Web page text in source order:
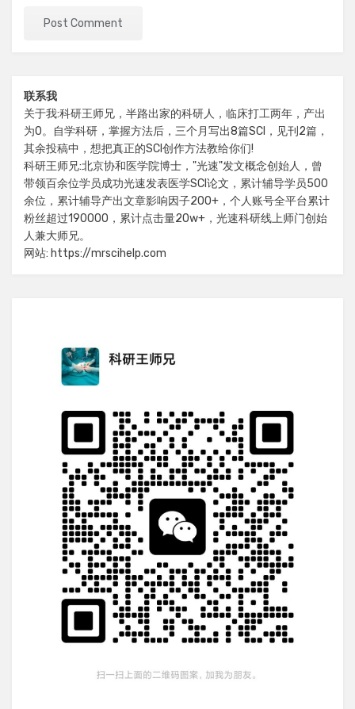
联系我
关于我:科研王师兄，半路出家的科研人，临床打工两年，产出
为0。自学科研，掌握方法后，三个月写出8篇SCI，见刊2篇，
其余投稿中，想把真正的SCI创作方法教给你们!
科研王师兄:北京协和医学院博士，"光速"发文概念创始人，曾
带领百余位学员成功光速发表医学SCI论文，累计辅导学员500
余位，累计辅导产出文章影响因子200+，个人账号全平台累计
粉丝超过190000，累计点击量20w+，光速科研线上师门创始
人兼大师兄。
网站: https://mrscihelp.com